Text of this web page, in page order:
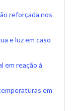
reforçada nos
e luz em caso
em reação à
em